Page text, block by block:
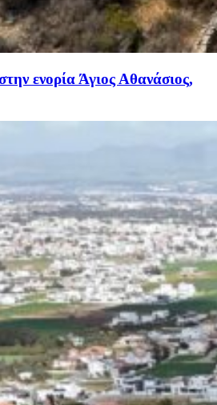
ενορία Άγιος Αθανάσιος,